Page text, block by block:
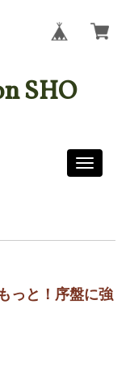
SHO
Toggle
っと！序盤に強